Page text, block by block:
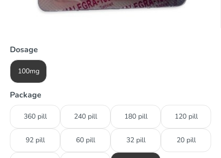
Dosage
100mg
Package
360 pill 240 pill 180 pill 120 pill
92 pill 60 pill 32 pill 20 pill